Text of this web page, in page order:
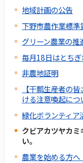
地域計画の公告
下野市農作業標
グリーン農業の推
毎月18日はとち
非農地証明
【干瓢生産者の
ける注意喚起につ
緑化ボランティア
クビアカツヤカ
い。
農業を始める方へ